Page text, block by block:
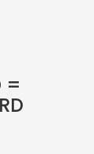
=